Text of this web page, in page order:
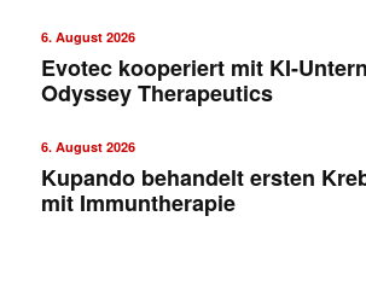
6. August 2026
Evotec kooperiert mit KI-
Odyssey Therapeutics
6. August 2026
Kupando behandelt ersten
mit Immuntherapie